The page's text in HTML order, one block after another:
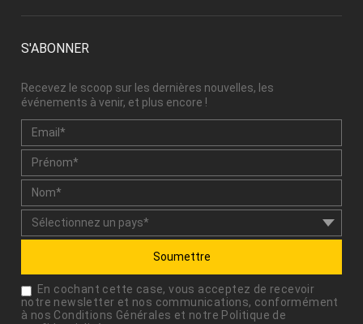
S'ABONNER
Recevez le scoop sur les dernières nouvelles, les
événements à venir, et plus encore !
Soumettre
En cochant cette case, vous acceptez de recevoir
notre newsletter et nos communications, conformément
à nos Conditions Générales et notre Politique de